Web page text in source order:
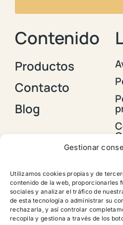
Gestionar
Utilizamos cookies propias y de
contenido de la web, proporcionarles
sociales y analizar el tráfico de
de esta tecnología o administrar su
rechazarla, y así controlar
recopila y gestiona a través de los
Contenido
Productos
Contacto
Blog